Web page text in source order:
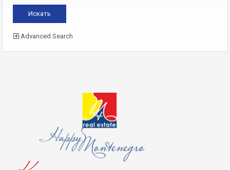
Advanced Search